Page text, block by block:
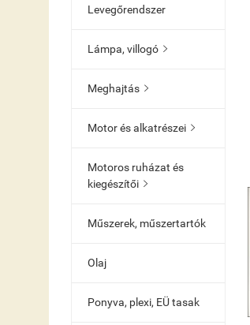
Levegőrendszer
Lámpa, villogó 
Meghajtás 
Motor és alkatrészei 
Motoros ruházat és
kiegészítői 
Műszerek, műszertartók
Olaj
Ponyva, plexi, EÜ tasak